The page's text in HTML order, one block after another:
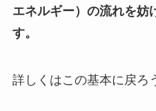
エネルギー）の流れを妨
す。
詳しくはこの基本に戻ろ